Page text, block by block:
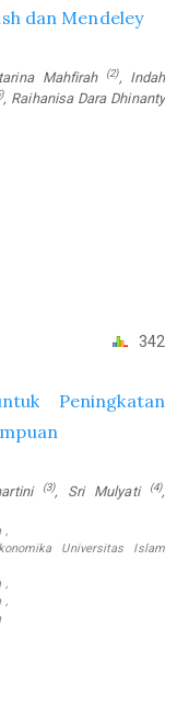
dan Mendeley
Mahfirah (2), Indah
, Raihanisa Dara Dhinanty
342
Peningkatan
(3), Sri Mulyati (4),
,
Universitas Islam
,
,